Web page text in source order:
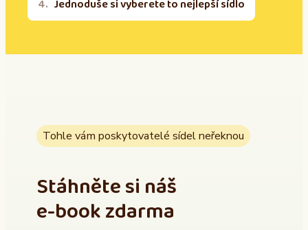
Jednoduše si vyberete to nejlepší sídlo
Tohle vám poskytovatelé sídel neřeknou
Stáhněte si náš
e-book zdarma